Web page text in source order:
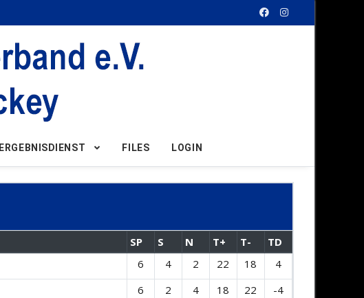
ERGEBNISDIENST FILES LOGIN
SP S N T+ T-
TD
6 4 2 22 18
4
6 2 4 18 22 -4